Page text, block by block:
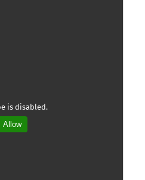
is disabled.
Allow